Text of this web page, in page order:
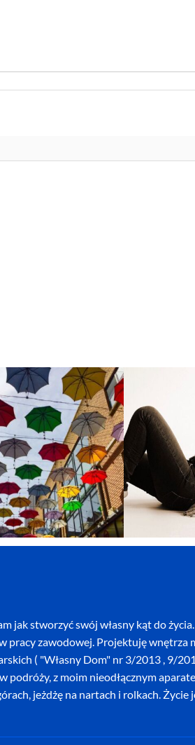
jak stworzyć swój własny kąt do
zawodowej. Projektuję wnętrza
( "Własny Dom" nr 3/2013 , 9/
podróży, z moim nieodłącznym
jeżdżę na nartach i rolkach.